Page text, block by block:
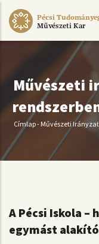
Ugrás
Pécsi
Művészeti Kar
Művészeti
Morzsa
Címlap- Művészeti
A Pécsi Iskola –
egymást